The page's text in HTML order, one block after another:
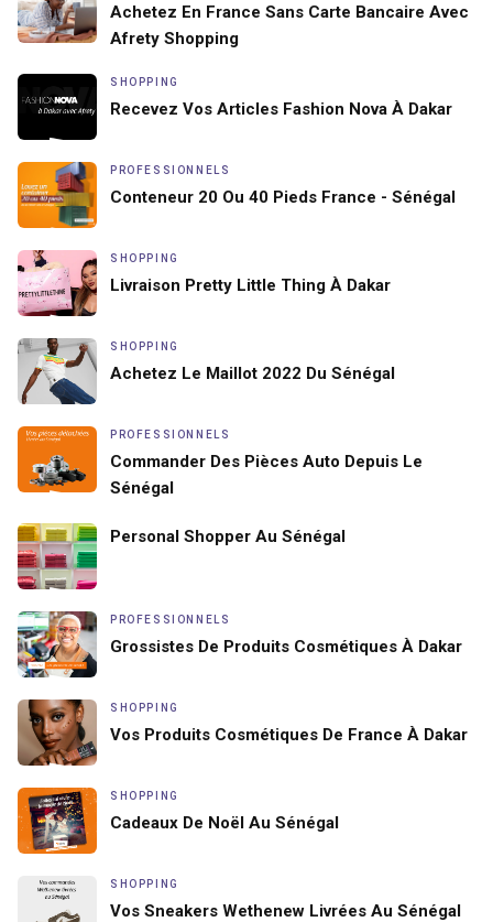
Achetez En France Sans Carte Bancaire Avec
Afrety Shopping
SHOPPING
Recevez Vos Articles Fashion Nova À Dakar
PROFESSIONNELS
Conteneur 20 Ou 40 Pieds France - Sénégal
SHOPPING
Livraison Pretty Little Thing À Dakar
SHOPPING
Achetez Le Maillot 2022 Du Sénégal
PROFESSIONNELS
Commander Des Pièces Auto Depuis Le
Sénégal
Personal Shopper Au Sénégal
PROFESSIONNELS
Grossistes De Produits Cosmétiques À Dakar
SHOPPING
Vos Produits Cosmétiques De France À Dakar
SHOPPING
Cadeaux De Noël Au Sénégal
SHOPPING
Vos Sneakers Wethenew Livrées Au Sénégal